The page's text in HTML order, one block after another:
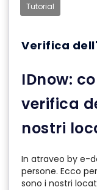
Tutorial
Verifica
IDnow:
verifica
nostri
In atraveo by e-
persone. Ecco
sono i nostri